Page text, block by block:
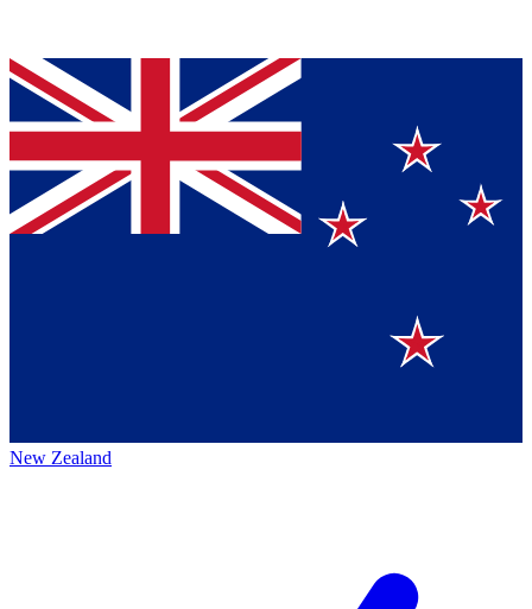
New Zealand